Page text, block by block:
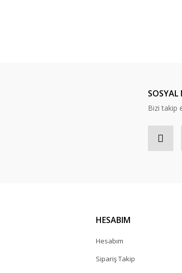
SOSYAL
Bizi takip
HESABIM
Hesabım
Sipariş Takip